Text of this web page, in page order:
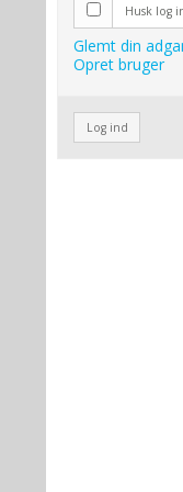
Husk log
Glemt din
Opret bruger
Log ind